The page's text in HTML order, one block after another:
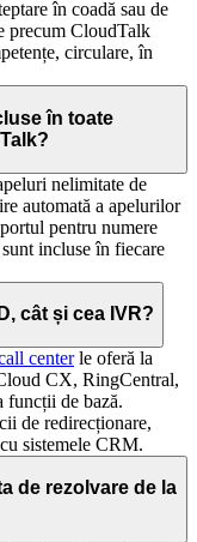
în coadă sau de
precum CloudTalk
circulare, în
în toate
nelimitate de
automată a apelurilor
pentru numere
incluse în fiecare
cât și cea IVR?
centerle oferă la
CX, RingCentral,
de bază.
de redirecționare,
sistemele CRM.
de rezolvare de la